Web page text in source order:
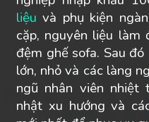
liệu và phụ kiện
cặp, nguyên liệu
đệm ghế sofa. Sau
lớn, nhỏ và các làng
ngũ nhân viên nhiệt
nhật xu hướng và